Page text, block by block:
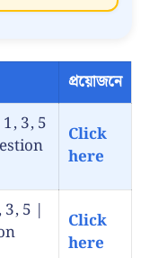
প্রয়োজনে
1, 3, 5
Click
here
3, 5 |
Click
here